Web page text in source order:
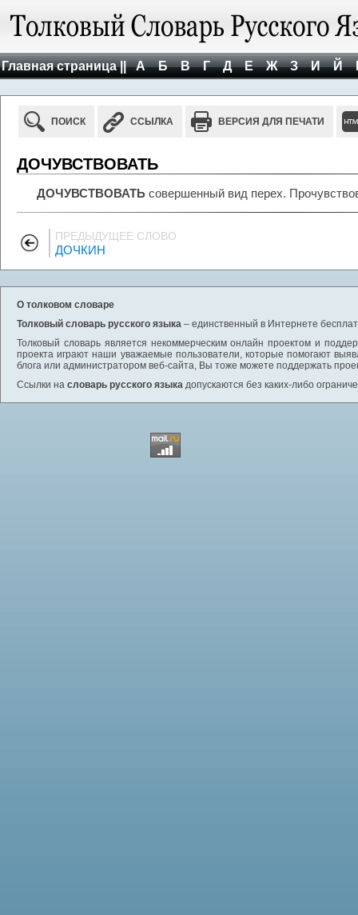
Главная страница || А Б В Г Д Е Ж З И Й
ПОИСК ССЫЛКА ВЕРСИЯ ДЛЯ ПЕЧАТИ
ДОЧУВСТВОВАТЬ
ДОЧУВСТВОВАТЬ совершенный вид перех.
ПРЕДЫДУЩЕЕ СЛОВО
ДОЧКИН
О толковом словаре
Толковый словарь русского языка – единственный в Интернете
Толковый словарь является некоммерческим онлайн проектом и
проекта играют наши уважаемые пользователи, которые помогают
блога или администратором веб-сайта, Вы тоже можете поддержать
Ссылки на словарь русского языка допускаются без каких-либо